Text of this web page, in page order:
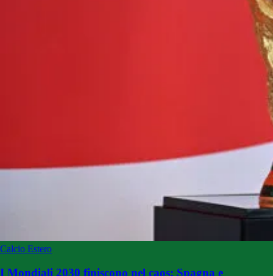
Calcio Estero
I Mondiali 2030 finiscono nel caos: Spagna e